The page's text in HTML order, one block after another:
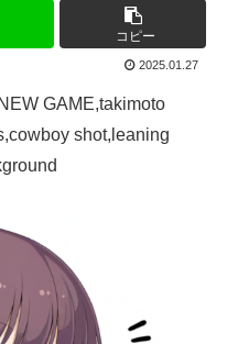
コピー
2025.01.27
GAME,takimoto
shot,leaning